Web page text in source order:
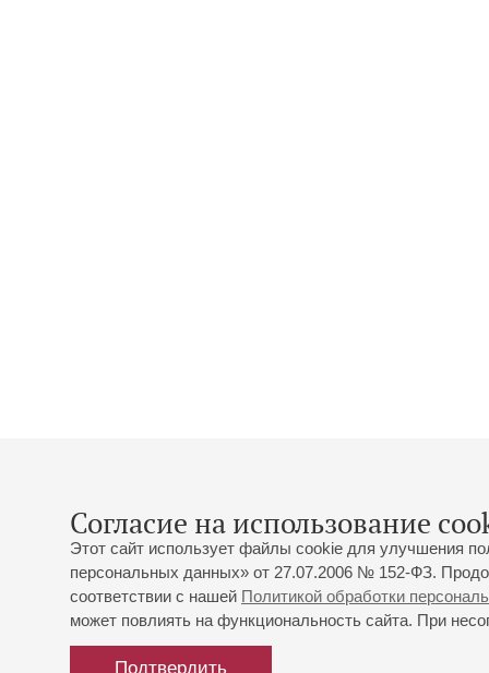
Согласие на использование
Этот сайт использует файлы cookie для улучшения
персональных данных» от 27.07.2006 № 152-ФЗ.
соответствии с нашей Политикой обработки
может повлиять на функциональность сайта. При
Подтвердить